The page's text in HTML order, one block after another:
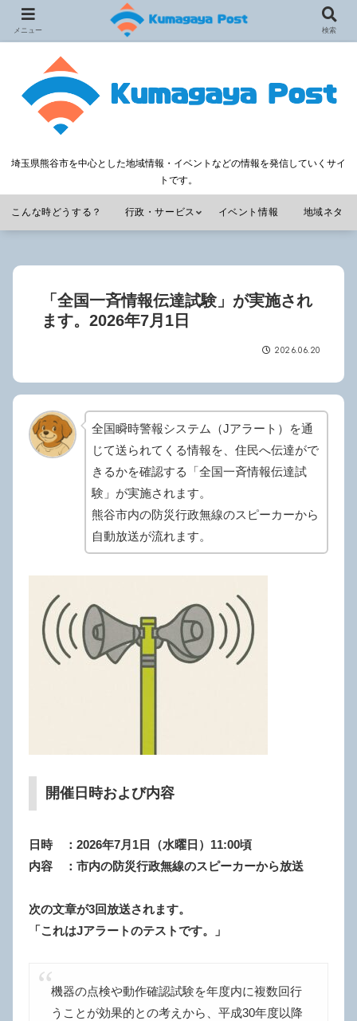
埼玉県熊谷市を中心とした地域情報・イベントなどの情報を発信していくサイ
トです。
こんな時どうする？ 行政・サービス イベント情報 地域ネタ
「全国一斉情報伝達試験」が実施され
ます。2026年7月1日
2026.06.20
全国瞬時警報システム（Jアラート）を通
じて送られてくる情報を、住民へ伝達がで
きるかを確認する「全国一斉情報伝達試
験」が実施されます。
熊谷市内の防災行政無線のスピーカーから
自動放送が流れます。
開催日時および内容
日時 ：2026年7月1日（水曜日）11:00頃
内容 ： 市内の防災行政無線のスピーカーから放送
次の文章が3回放送されます。
「これはJアラートのテストです。」
機器の点検や動作確認試験を年度内に複数回行
うことが効果的との考えから、平成30年度以降
メニュー 検索